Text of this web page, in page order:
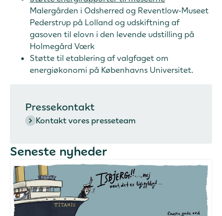
Malergården i Odsherred og Reventlow-Museet
Pederstrup på Lolland og udskiftning af
gasoven til elovn i den levende udstilling på
Holmegård Værk
Støtte til etablering af valgfaget om
energiøkonomi på Københavns Universitet.
Pressekontakt
Kontakt vores presseteam
Seneste nyheder